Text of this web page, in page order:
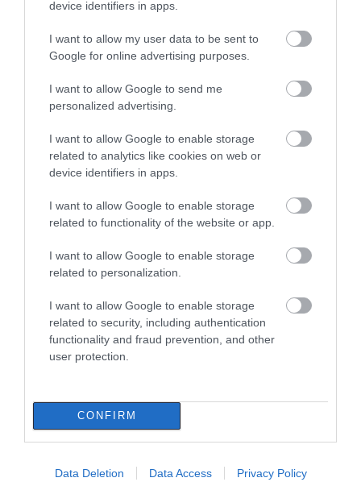
device identifiers in apps.
I want to allow my user data to be sent to
Google for online advertising purposes.
I want to allow Google to send me
personalized advertising.
I want to allow Google to enable storage
related to analytics like cookies on web or
device identifiers in apps.
I want to allow Google to enable storage
related to functionality of the website or app.
I want to allow Google to enable storage
related to personalization.
I want to allow Google to enable storage
related to security, including authentication
functionality and fraud prevention, and other
user protection.
CONFIRM
Data Deletion Data Access Privacy Policy